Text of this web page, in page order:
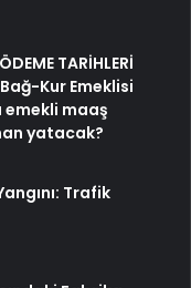
TARİHLERİ
Bağ-Kur Emeklisi
emekli maaş
yatacak?
Trafik